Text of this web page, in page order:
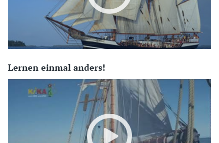
Lernen einmal anders!